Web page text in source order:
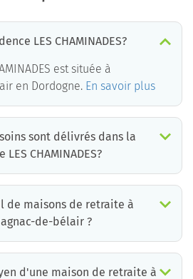
LES CHAMINADES?
est située à
en Dordogne. En savoir plus
sont délivrés dans la
LES CHAMINADES?
de maisons de retraite à
de-bélair ?
d'une maison de retraite à